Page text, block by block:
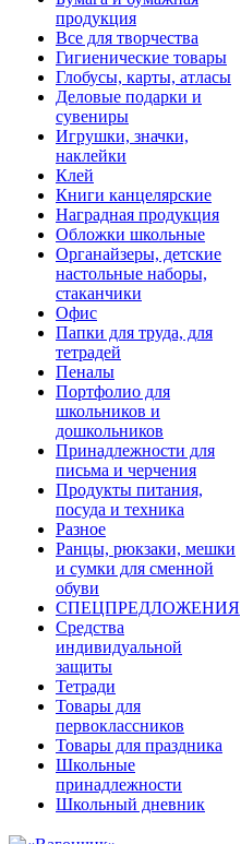
продукция
Все для творчества
Гигиенические товары
Глобусы, карты, атласы
Деловые подарки и
сувениры
Игрушки, значки,
наклейки
Клей
Книги канцелярские
Наградная продукция
Обложки школьные
Органайзеры, детские
настольные наборы,
стаканчики
Офис
Папки для труда, для
тетрадей
Пеналы
Портфолио для
школьников и
дошкольников
Принадлежности для
письма и черчения
Продукты питания,
посуда и техника
Разное
Ранцы, рюкзаки, мешки
и сумки для сменной
обуви
СПЕЦПРЕДЛОЖЕНИЯ
Средства
индивидуальной
защиты
Тетради
Товары для
первоклассников
Товары для праздника
Школьные
принадлежности
Школьный дневник